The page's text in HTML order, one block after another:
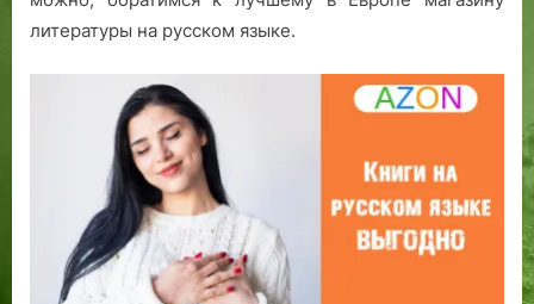
литературы на русском языке.